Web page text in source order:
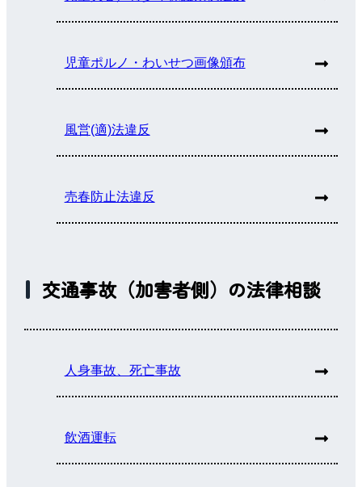
児童ポルノ・わいせつ画像頒布
風営(適)法違反
売春防止法違反
交通事故（加害者側）の法律相談
人身事故、死亡事故
飲酒運転